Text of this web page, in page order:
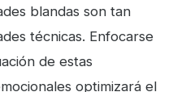
blandas son tan
técnicas. Enfocarse
de estas
optimizará el